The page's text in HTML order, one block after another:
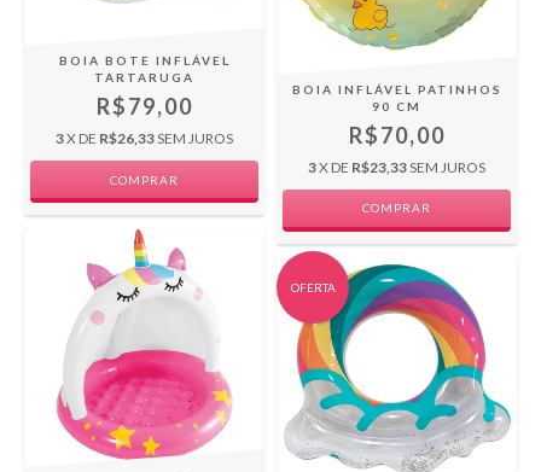
BOIA BOTE INFLÁVEL
TARTARUGA
R$79,00
3X DE R$26,33SEM JUROS
BOIA INFLÁVEL PATINHOS
90 CM
R$70,00
3X DE R$23,33SEM JUROS
OFERTA